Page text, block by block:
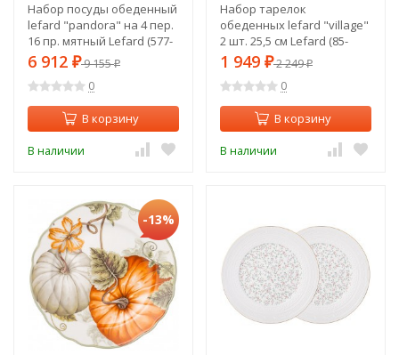
Набор посуды обеденный
lefard "pandora" на 4 пер.
16 пр. мятный Lefard (577-
169)
6 912 ₽9 155₽
0
В корзину
В наличии
Набор тарелок
обеденных lefard "village"
2 шт. 25,5 см Lefard (85-
1821)
1 949 ₽2 249₽
0
В корзину
В наличии
-13%